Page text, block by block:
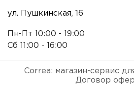
ул. Пушкинская, 16
Пн-Пт 10:00 - 19:00
Сб 11:00 - 16:00
Correa: магазин-сервис
Договор